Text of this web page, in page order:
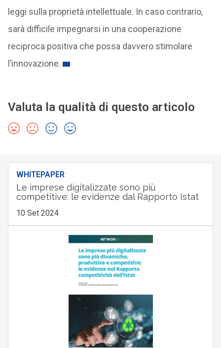
leggi sulla proprietà intellettuale. In caso contrario,
sarà difficile impegnarsi in una cooperazione
reciproca positiva che possa davvero stimolare
l’innovazione.
Valuta la qualità di questo articolo
WHITEPAPER
Le imprese digitalizzate sono più
competitive: le evidenze dal Rapporto Istat
10 Set 2024